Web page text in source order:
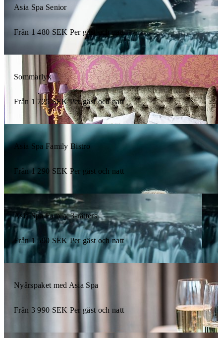
Asia Spa Senior
Från 1 480 SEK Per gäst och natt
Sommarlyx
Från 1 725 SEK Per gäst och natt
Asia Spa Family Bistro
Från 1 290 SEK Per gäst och natt
Asia Spa Family 3-rätters
Från 1 590 SEK Per gäst och natt
Nyårspaket med Asia Spa
Från 3 990 SEK Per gäst och natt